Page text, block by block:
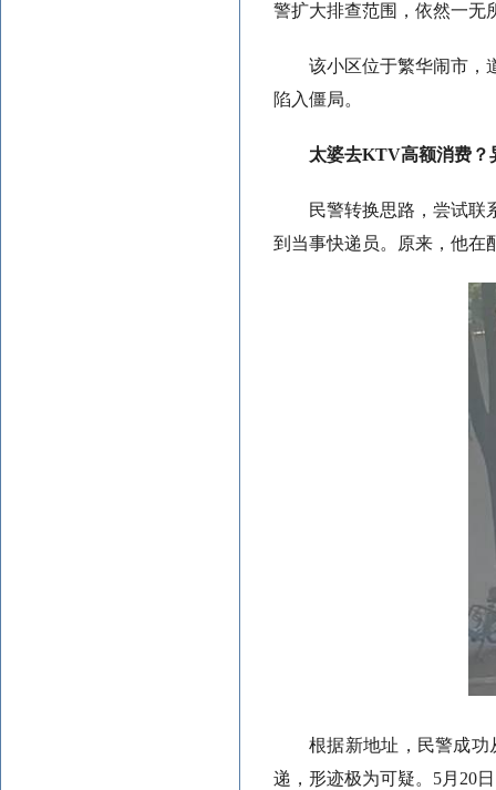
警扩大排查范围，依然一无
该小区位于繁华闹市，
陷入僵局。
太婆去KTV高额消费？
民警转换思路，尝试联
到当事快递员。原来，他在
根据新地址，民警成
递，形迹极为可疑。5月20